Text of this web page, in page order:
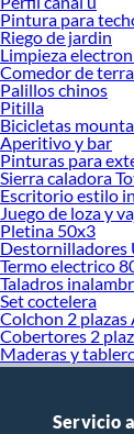
Pintura para
Riego de jardin
Limpieza
Comedor de
Palillos chinos
Pitilla
Bicicletas
Aperitivo y bar
Pinturas para
Sierra caladora
Escritorio estilo
Juego de loza y
Pletina 50x3
Destornilladores
Termo electrico
Taladros
Set coctelera
Colchon 2 plazas
Cobertores 2
Maderas y
Servicio